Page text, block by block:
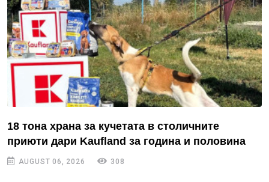
18 тона храна за кучетата в столичните
приюти дари Kaufland за година и половина
AUGUST 06, 2026 308